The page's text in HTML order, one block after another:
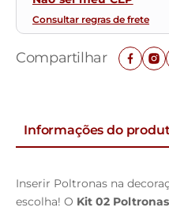
Consultar regras de frete
Compartilhar
Informações do
Inserir Poltronas na
escolha! O Kit 02